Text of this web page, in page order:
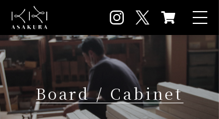
Board / Cabinet